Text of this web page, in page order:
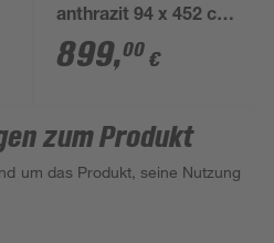
anthrazit 94 x 452 cm
Acrylglas klar
899,00 €
zum Produkt
um das Produkt, seine Nutzung